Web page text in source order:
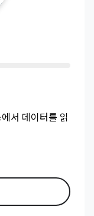
서 데이터를 읽